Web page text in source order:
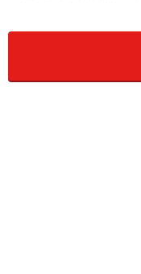
『尊属』は、ある
前の人というイメー